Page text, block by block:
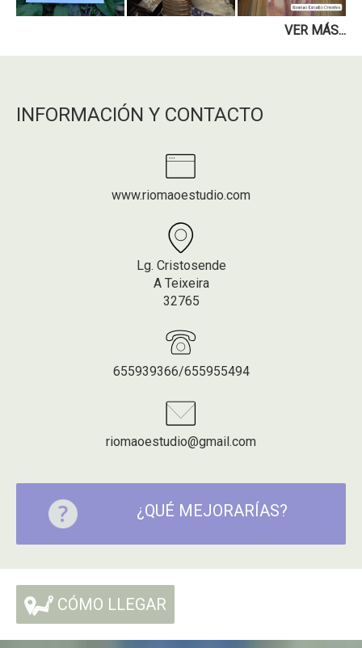
VER MÁS...
INFORMACIÓN Y CONTACTO
www.riomaoestudio.com
Lg. Cristosende
A Teixeira
32765
655939366/655955494
riomaoestudio@gmail.com
¿QUÉ MEJORARÍAS?
CÓMO LLEGAR